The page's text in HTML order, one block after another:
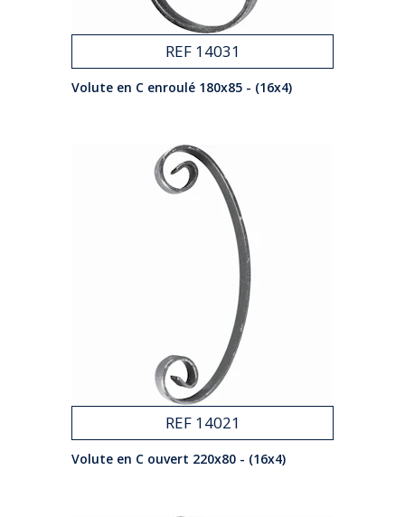
REF 14031
Volute en C enroulé 180x85 - (16x4)
REF 14021
Volute en C ouvert 220x80 - (16x4)